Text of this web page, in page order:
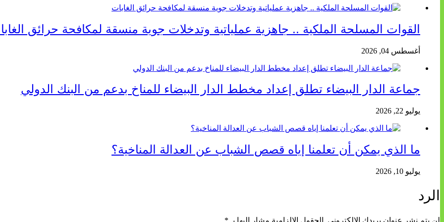
القوات المسلحة الملكية .. جاهزية عملياتية وتدخلات جوية منسقة لمكافحة حرائق
أغسطس 04, 2026
جماعة الدار البيضاء تطلق إعداد مخطط الدار البيضاء للمناخ بدعم من البنك الدولي
يوليو 22, 2026
ما الذي يمكن أن تعلمنا إياه قصص الشباب عن العدالة المناخية؟
يوليو 10, 2026
الرد
لن يتم نشر عنوان بريدك الإلكتروني. الحقول الإلزامية مشار إليها بـ *